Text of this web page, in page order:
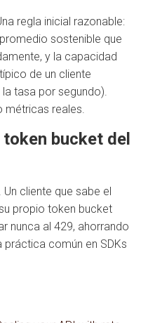
regla inicial razonable:
sostenible que
y la capacidad
de un cliente
tasa por segundo).
métricas reales.
bucket del
cliente que sabe el
propio token bucket
nunca al 429, ahorrando
práctica común en SDKs